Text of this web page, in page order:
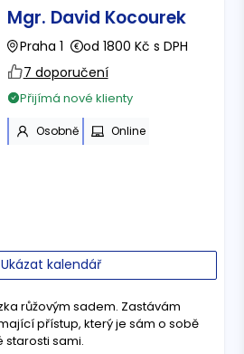
Mgr. David Kocourek
Praha 1
od 1800 Kč s DPH
7 doporučení
Přijímá nové klienty
Osobně Online
Ukázat kalendář
růžovým sadem. Zastávám
přístup, který je sám o sobě
starosti sami.